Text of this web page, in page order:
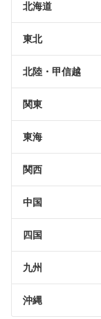
北海道
東北
北陸・甲信越
関東
東海
関西
中国
四国
九州
沖縄